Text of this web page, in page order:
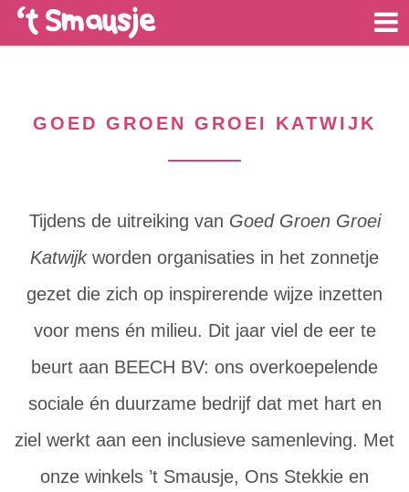
GOED GROEN GROEI KATWIJK
Tijdens de uitreiking van Goed Groen Groei
Katwijkworden organisaties in het zonnetje
gezet die zich op inspirerende wijze inzetten
voor mens én milieu. Dit jaar viel de eer te
beurt aan BEECH BV: ons overkoepelende
sociale én duurzame bedrijf dat met hart en
ziel werkt aan een inclusieve samenleving. Met
onze winkels ’t Smausje, Ons Stekkie en